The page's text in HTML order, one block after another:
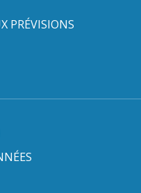
PRÉVISIONS